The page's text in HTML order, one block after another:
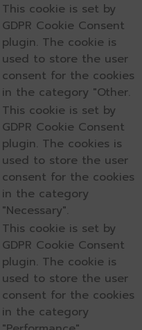
This cookie is set by
GDPR Cookie Consent
plugin. The cookie is
used to store the user
consent for the cookies
in the category "Other.
This cookie is set by
GDPR Cookie Consent
plugin. The cookies is
used to store the user
consent for the cookies
in the category
"Necessary".
This cookie is set by
GDPR Cookie Consent
plugin. The cookie is
used to store the user
consent for the cookies
in the category